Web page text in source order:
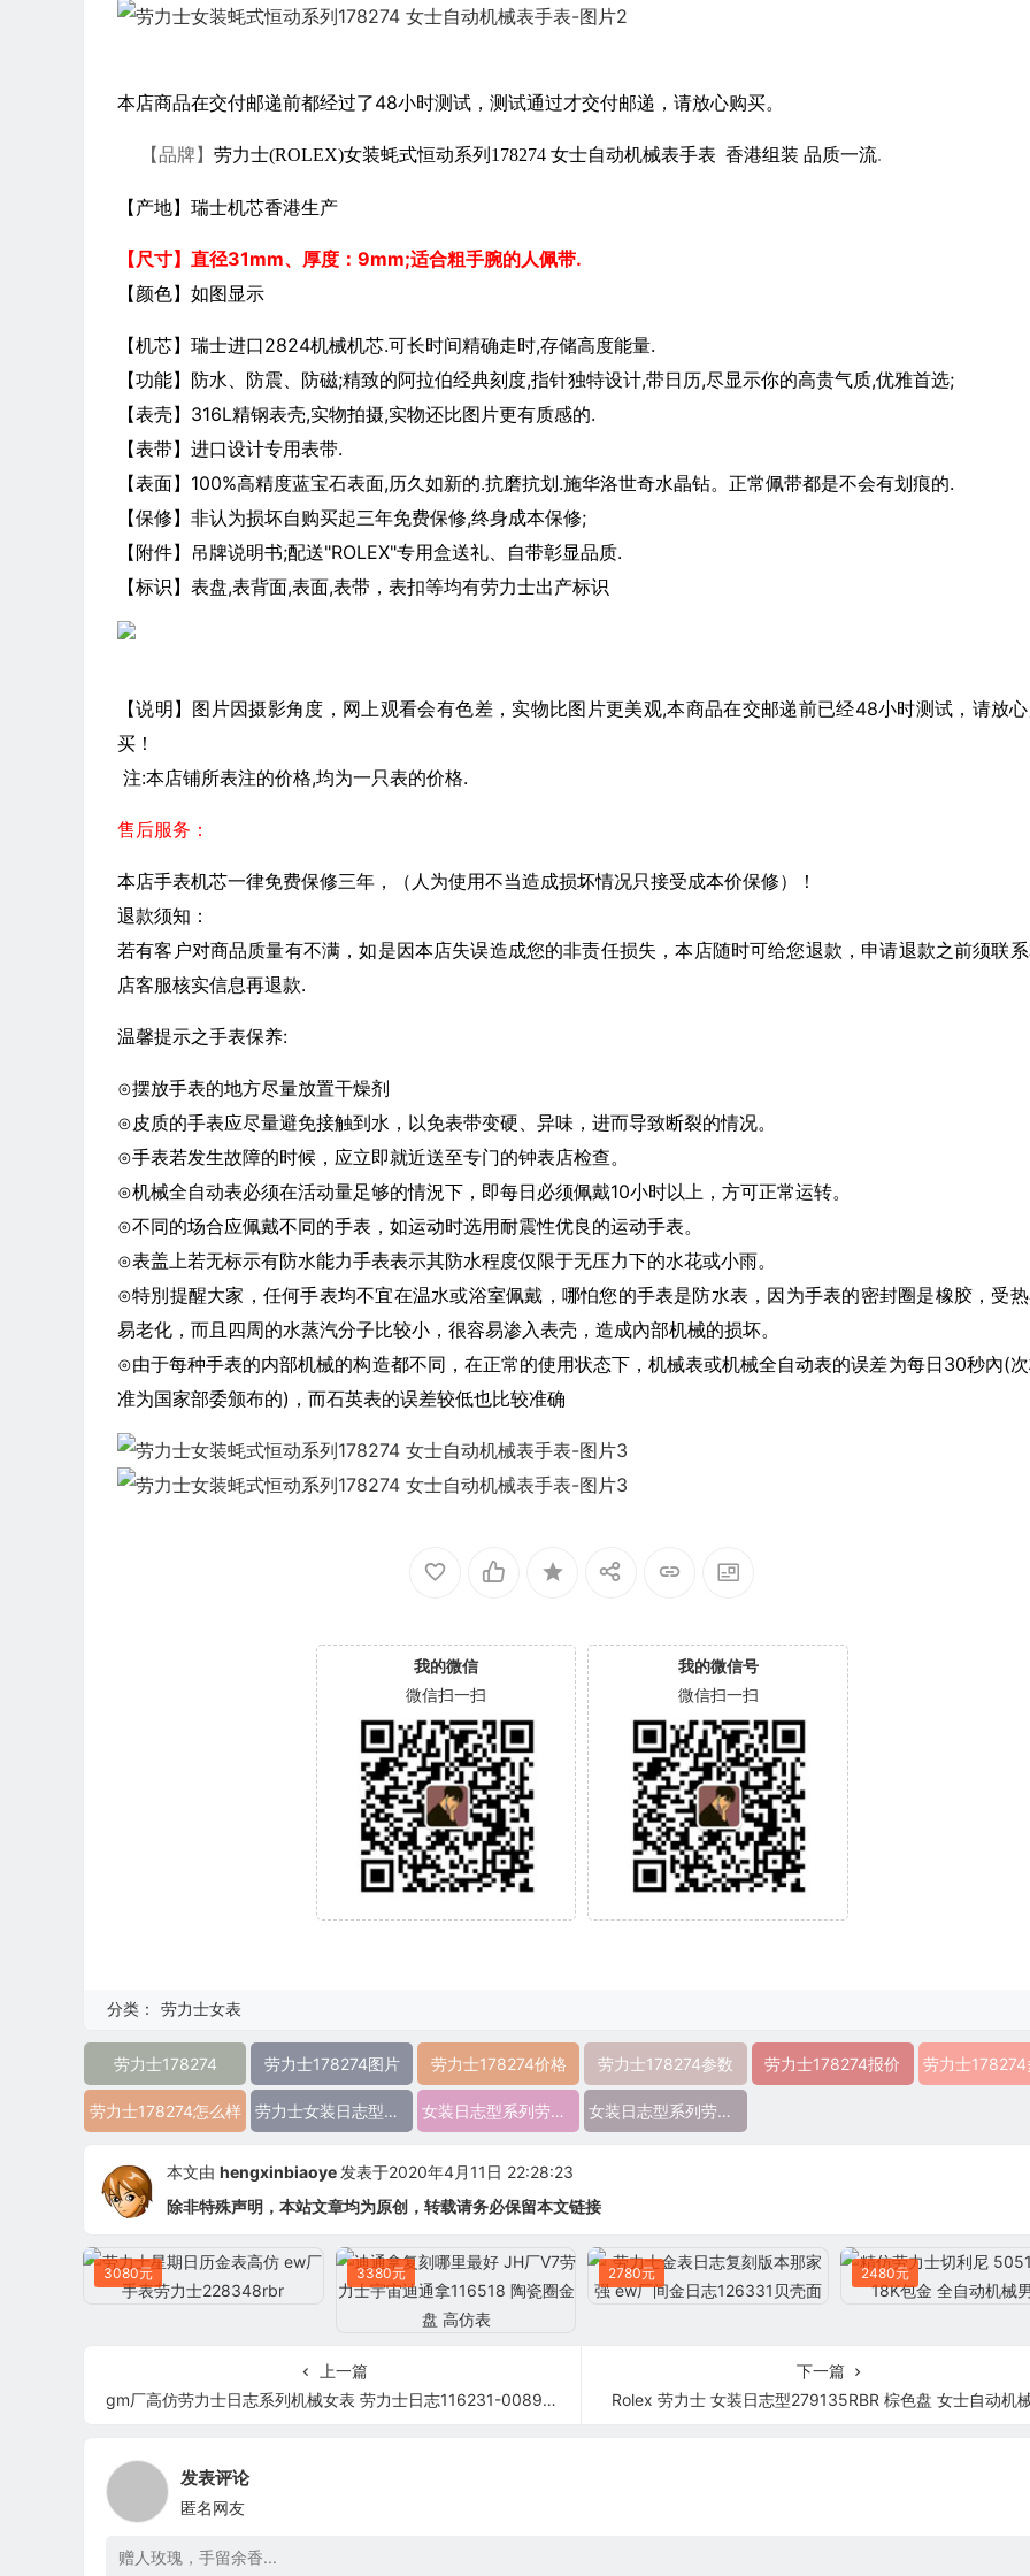
本店商品在交付邮递前都经过了48小时测试，测试通过才交付邮递，请放心购买。
【品牌】 劳力士(ROLEX)女装蚝式恒动系列178274 女士自动机械表手表 香港组装 品质一流.
【产地】瑞士机芯香港生产
【尺寸】直径31mm、厚度：9mm;适合粗手腕的人佩带.
【颜色】如图显示
【机芯】瑞士进口2824机械机芯.可长时间精确走时,存储高度能量.
【功能】防水、防震、防磁;精致的阿拉伯经典刻度,指针独特设计,带日历,尽显示你的高贵气质,优雅首选;
【表壳】316L精钢表壳,实物拍摄,实物还比图片更有质感的.
【表带】进口设计专用表带.
【表面】100%高精度蓝宝石表面,历久如新的.抗磨抗划.施华洛世奇水晶钻。正常佩带都是不会有划痕的.
【保修】非认为损坏自购买起三年免费保修,终身成本保修;
【附件】吊牌说明书;配送"ROLEX"专用盒送礼、自带彰显品质.
【标识】表盘,表背面,表面,表带，表扣等均有劳力士出产标识
【说明】图片因摄影角度，网上观看会有色差，实物比图片更美观,本商品在交邮递前已经48小时测试，请放
买！
注:本店铺所表注的价格,均为一只表的价格.
售后服务：
本店手表机芯一律免费保修三年，（人为使用不当造成损坏情况只接受成本价保修）！
退款须知：
若有客户对商品质量有不满，如是因本店失误造成您的非责任损失，本店随时可给您退款，申请退款之前须联
店客服核实信息再退款.
温馨提示之手表保养:
⊙摆放手表的地方尽量放置干燥剂
⊙皮质的手表应尽量避免接触到水，以免表带变硬、异味，进而导致断裂的情况。
⊙手表若发生故障的时候，应立即就近送至专门的钟表店检查。
⊙机械全自动表必须在活动量足够的情況下，即每日必须佩戴10小时以上，方可正常运转。
⊙不同的场合应佩戴不同的手表，如运动时选用耐震性优良的运动手表。
⊙表盖上若无标示有防水能力手表表示其防水程度仅限于无压力下的水花或小雨。
⊙特別提醒大家，任何手表均不宜在温水或浴室佩戴，哪怕您的手表是防水表，因为手表的密封圈是橡胶，受
易老化，而且四周的水蒸汽分子比较小，很容易渗入表壳，造成內部机械的损坏。
⊙由于每种手表的内部机械的构造都不同，在正常的使用状态下，机械表或机械全自动表的误差为每日30秒內(
准为国家部委颁布的)，而石英表的误差较低也比较准确
我的微信
微信扫一扫
我的微信号
微信扫一扫
分类： 劳力士女表
劳力士178274 劳力士178274图片 劳力士178274价格 劳力士178274参数 劳力士178274报价 劳力士
劳力士178274怎么样 劳力士女装日志型劳力士178274 精仿劳力士178274 高仿劳力士178274 复刻劳力士178274 a货劳力士178274 超a劳力士178274 一比一精仿劳力士178274 一比一高仿劳力士178274 女装日志型系列劳力士178274 女装日志型系列劳力士178274图片 女装日志型系列劳力士178274价
本文由 hengxinbiaoye 发表于2020年4月11日 22:28:23
除非特殊声明，本站文章均为原创，转载请务必保留本文链接
3080元 3380元 2780元 2480元
上一篇
gm厂高仿劳力士日志系列机械女表 劳力士日志116231-00892 罗马刻度
下一篇
Rolex 劳力士 女装日志型279135RBR 棕色盘 女士自动机
发表评论
匿名网友